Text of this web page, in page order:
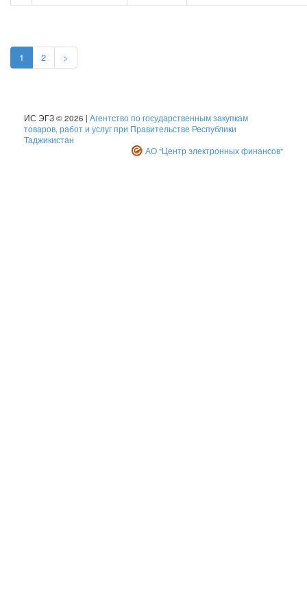
1 2 >
ИС ЭГЗ © 2026 | Агентство по государственным закупкам
товаров, работ и услуг при Правительстве Республики
Таджикистан
АО "Центр электронных финансов"